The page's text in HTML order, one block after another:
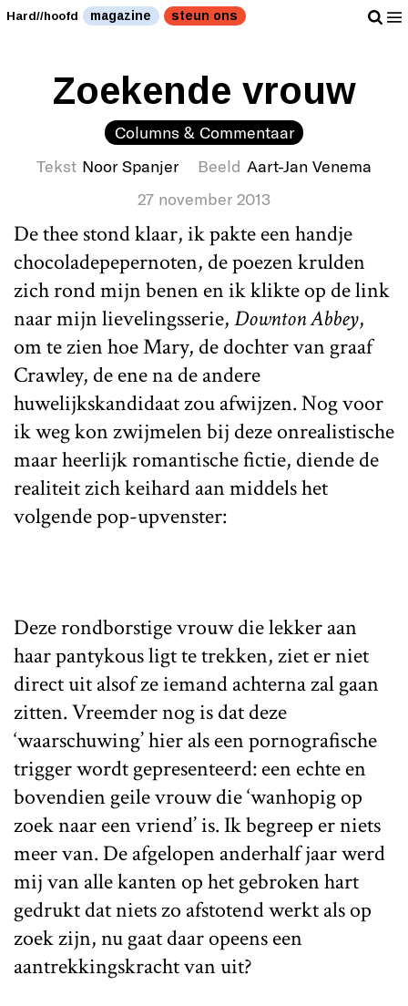
Hard//hoofd magazine steun ons
Zoekende vrouw
Columns & Commentaar
Tekst Noor Spanjer Beeld Aart-Jan Venema
27 november 2013
De thee stond klaar, ik pakte een handje
chocoladepepernoten, de poezen krulden
zich rond mijn benen en ik klikte op de link
naar mijn lievelingsserie,Downton Abbey,
om te zien hoe Mary, de dochter van graaf
Crawley, de ene na de andere
huwelijkskandidaat zou afwijzen. Nog voor
ik weg kon zwijmelen bij deze onrealistische
maar heerlijk romantische fictie, diende de
realiteit zich keihard aan middels het
volgende pop-upvenster:
Deze rondborstige vrouw die lekker aan
haar pantykous ligt te trekken, ziet er niet
direct uit alsof ze iemand achterna zal gaan
zitten. Vreemder nog is dat deze
‘waarschuwing’ hier als een pornografische
trigger wordt gepresenteerd: een echte en
bovendien geile vrouw die ‘wanhopig op
zoek naar een vriend’ is. Ik begreep er niets
meer van. De afgelopen anderhalf jaar werd
mij van alle kanten op het gebroken hart
gedrukt dat niets zo afstotend werkt als op
zoek zijn, nu gaat daar opeens een
aantrekkingskracht van uit?